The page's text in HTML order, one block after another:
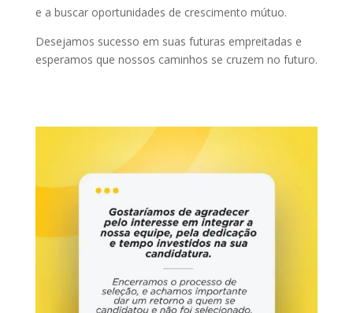
e a buscar oportunidades de crescimento mútuo.
Desejamos sucesso em suas futuras empreitadas e
esperamos que nossos caminhos se cruzem no futuro.